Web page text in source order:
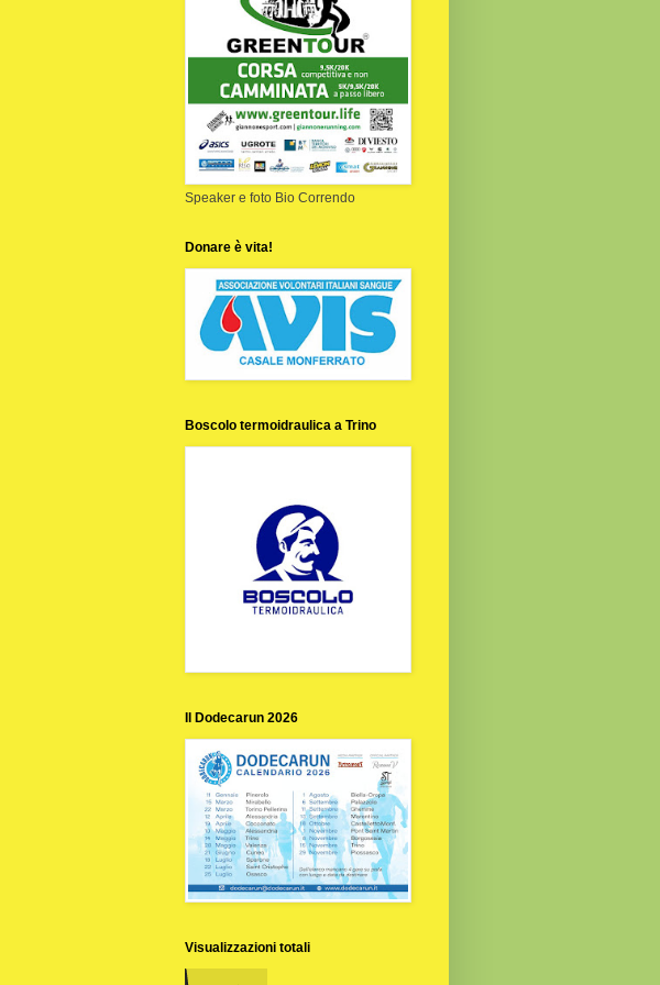
Speaker e foto Bio Correndo
Donare è vita!
Boscolo termoidraulica a Trino
Il Dodecarun 2026
Visualizzazioni totali